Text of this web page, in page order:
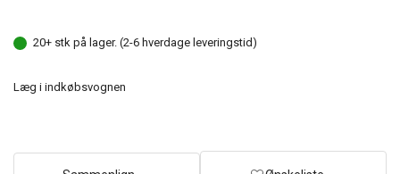
20+ stk på lager. (2-6 hverdage leveringstid)
Læg i indkøbsvognen